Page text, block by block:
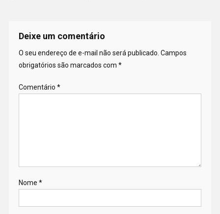
Deixe um comentário
O seu endereço de e-mail não será publicado. Campos
obrigatórios são marcados com *
Comentário *
Nome *